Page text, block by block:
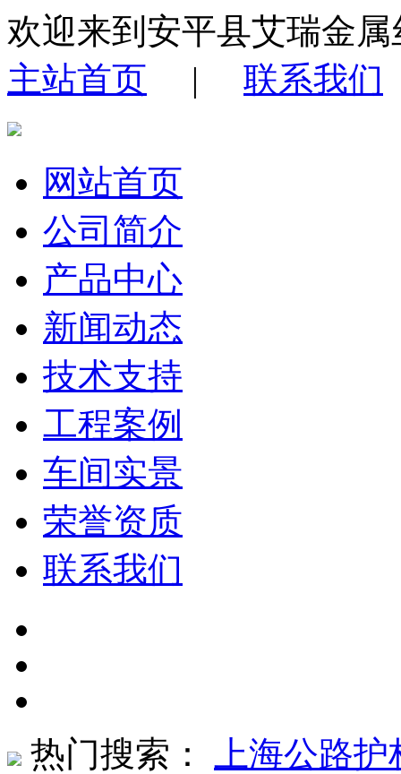
欢迎来到安平县艾瑞金
主站首页 | 联系我们
网站首页
公司简介
产品中心
新闻动态
技术支持
工程案例
车间实景
荣誉资质
联系我们
热门搜索：
上海公路